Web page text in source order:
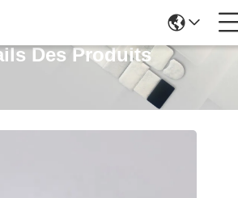
Des Produits